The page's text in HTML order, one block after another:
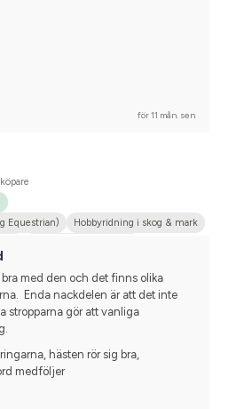
för 11 mån. sen
Equestrian)
Hobbyridning i skog & mark
med den och det finns olika
Enda nackdelen är att det inte
stropparna gör att vanliga
hästen rör sig bra,
medföljer